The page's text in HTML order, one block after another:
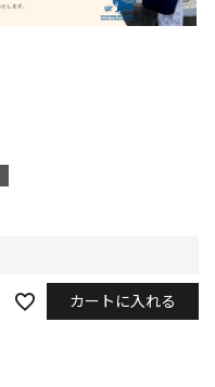
カートに入れる